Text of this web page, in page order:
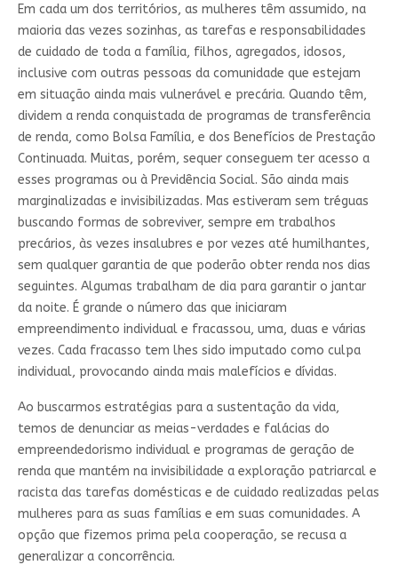
Em cada um dos territórios, as mulheres têm assumido, na
maioria das vezes sozinhas, as tarefas e responsabilidades
de cuidado de toda a família, filhos, agregados, idosos,
inclusive com outras pessoas da comunidade que estejam
em situação ainda mais vulnerável e precária. Quando têm,
dividem a renda conquistada de programas de transferência
de renda, como Bolsa Família, e dos Benefícios de Prestação
Continuada. Muitas, porém, sequer conseguem ter acesso a
esses programas ou à Previdência Social. São ainda mais
marginalizadas e invisibilizadas. Mas estiveram sem tréguas
buscando formas de sobreviver, sempre em trabalhos
precários, às vezes insalubres e por vezes até humilhantes,
sem qualquer garantia de que poderão obter renda nos dias
seguintes. Algumas trabalham de dia para garantir o jantar
da noite. É grande o número das que iniciaram
empreendimento individual e fracassou, uma, duas e várias
vezes. Cada fracasso tem lhes sido imputado como culpa
individual, provocando ainda mais malefícios e dívidas.
Ao buscarmos estratégias para a sustentação da vida,
temos de denunciar as meias-verdades e falácias do
empreendedorismo individual e programas de geração de
renda que mantém na invisibilidade a exploração patriarcal e
racista das tarefas domésticas e de cuidado realizadas pelas
mulheres para as suas famílias e em suas comunidades. A
opção que fizemos prima pela cooperação, se recusa a
generalizar a concorrência.